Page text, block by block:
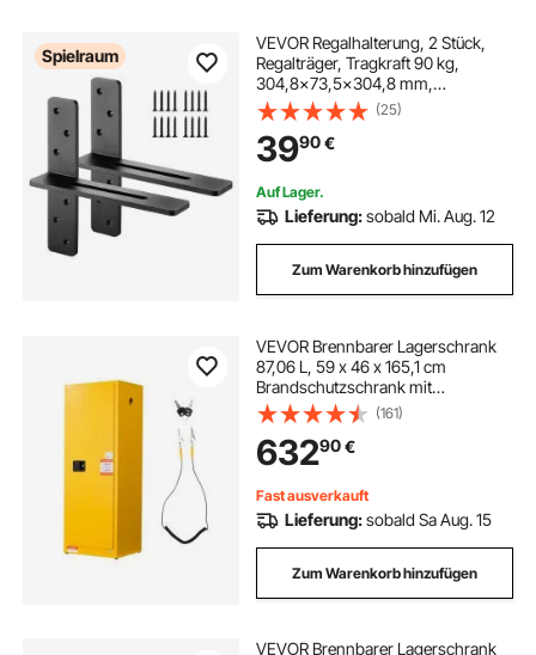
Spielraum
VEVOR Regalhalterung, 2 Stück,
Regalträger, Tragkraft 90 kg,
304,8x73,5x304,8 mm,
Schwerlast Regalhalter aus Stahl für
Regale, schwimmende
Halterungsbeschläge für
Arbeitsplatten mit Schrauben
(25)
3990€
Auf Lager.
Lieferung:sobald Mi. Aug. 12
Zum Warenkorb hinzufügen
VEVOR Brennbarer Lagerschrank
87,06 L, 59 x 46 x 165,1 cm
Brandschutzschrank mit
Verstellbarem Regal, Kaltgewalzter
und Verzinkter Stahl-
Brandschutzschrank, für
Gewerbliche, Industrielle Nutzung,
Gelb
(161)
63290€
Fast ausverkauft
Lieferung:sobald Sa Aug. 15
Zum Warenkorb hinzufügen
VEVOR Brennbarer Lagerschrank